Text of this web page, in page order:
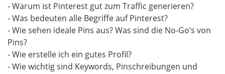
- Warum ist Pinterest gut zum Traffic generieren?
- Was bedeuten alle Begriffe auf Pinterest?
- Wie sehen ideale Pins aus? Was sind die No-Go’s von
Pins?
- Wie erstelle ich ein gutes Profil?
- Wie wichtig sind Keywords, Pinschreibungen und